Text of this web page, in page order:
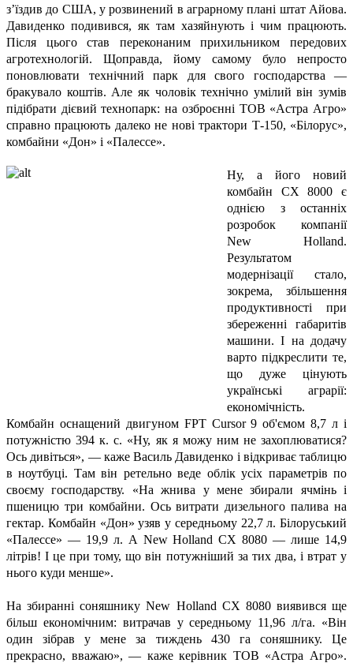
з’їздив до США, у розвинений в аграрному плані штат Айова.
Давиденко подивився, як там хазяйнують і чим працюють.
Після цього став переконаним прихильником передових
агротехнологій. Щоправда, йому самому було непросто
поновлювати технічний парк для свого господарства —
бракувало коштів. Але як чоловік технічно умілий він зумів
підібрати дієвий технопарк: на озброєнні ТОВ «Астра Агро»
справно працюють далеко не нові трактори Т-150, «Білорус»,
комбайни «Дон» і «Палессе».
Ну, а його новий
комбайн СХ 8000 є
однією з останніх
розробок компанії
New Holland.
Результатом
модернізації стало,
зокрема, збільшення
продуктивності при
збереженні габаритів
машини. І на додачу
варто підкреслити те,
що дуже цінують
українські аграрії:
економічність.
Комбайн оснащений двигуном FPT Cursor 9 об'ємом 8,7 л і
потужністю 394 к. с. «Ну, як я можу ним не захоплюватися?
Ось дивіться», — каже Василь Давиденко і відкриває таблицю
в ноутбуці. Там він ретельно веде облік усіх параметрів по
своєму господарству. «На жнива у мене збирали ячмінь і
пшеницю три комбайни. Ось витрати дизельного палива на
гектар. Комбайн «Дон» узяв у середньому 22,7 л. Білоруський
«Палессе» — 19,9 л. А New Holland CX 8080 — лише 14,9
літрів! І це при тому, що він потужніший за тих два, і втрат у
нього куди менше».
На збиранні соняшнику New Holland CX 8080 виявився ще
більш економічним: витрачав у середньому 11,96 л/га. «Він
один зібрав у мене за тиждень 430 га соняшнику. Це
прекрасно, вважаю», — каже керівник ТОВ «Астра Агро».